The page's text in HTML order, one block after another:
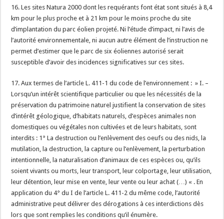
16. Les sites Natura 2000 dont les requérants font état sont situés à 8,4
km pour le plus proche et à 21 km pour le moins proche du site
d’implantation du parc éolien projeté. Ni l’étude d’impact, ni l’avis de
l’autorité environnementale, ni aucun autre élément de l’instruction ne
permet d’estimer que le parc de six éoliennes autorisé serait
susceptible d’avoir des incidences significatives sur ces sites.
17. Aux termes de l’article L. 411-1 du code de l’environnement : » I. –
Lorsqu’un intérêt scientifique particulier ou que les nécessités de la
préservation du patrimoine naturel justifient la conservation de sites
d’intérêt géologique, d’habitats naturels, d’espèces animales non
domestiques ou végétales non cultivées et de leurs habitats, sont
interdits : 1° La destruction ou l’enlèvement des oeufs ou des nids, la
mutilation, la destruction, la capture ou l’enlèvement, la perturbation
intentionnelle, la naturalisation d’animaux de ces espèces ou, qu’ils
soient vivants ou morts, leur transport, leur colportage, leur utilisation,
leur détention, leur mise en vente, leur vente ou leur achat (…) « . En
application du 4° du I de l’article L. 411-2 du même code, l’autorité
administrative peut délivrer des dérogations à ces interdictions dès
lors que sont remplies les conditions qu’il énumère.